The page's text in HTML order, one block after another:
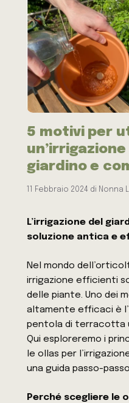
5 motivi per
giardino e
11 Febbraio 2024 di Nonna
L’irrigazione del
soluzione antica e
Nel mondo
irrigazione efficienti
delle piante. Uno dei
altamente efficaci è
pentola di terracotta
Qui esploreremo i
le ollas per
una guida passo-
Perché scegliere le